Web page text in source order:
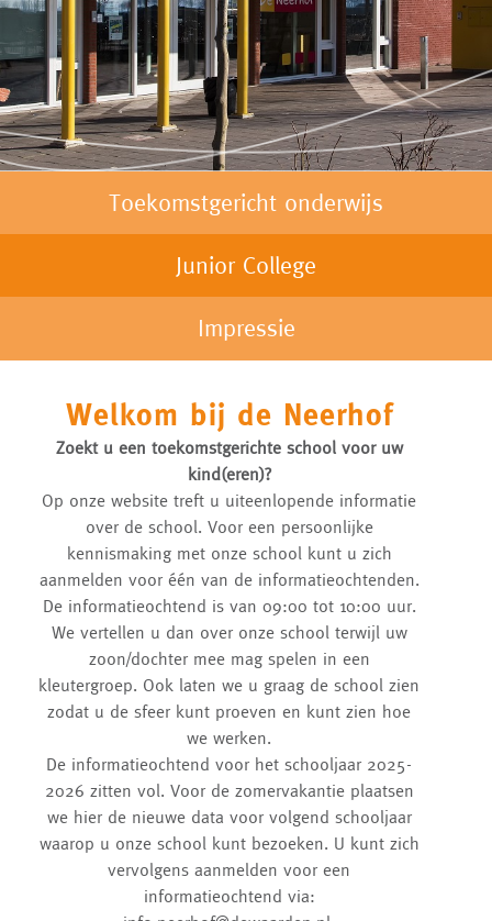
Toekomstgericht onderwijs
Junior College
Impressie
Welkom bij de Neerhof
Zoekt u een toekomstgerichte school voor uw
kind(eren)?
Op onze website treft u uiteenlopende informatie
over de school. Voor een persoonlijke
kennismaking met onze school kunt u zich
aanmelden voor één van de informatieochtenden.
De informatieochtend is van 09:00 tot 10:00 uur.
We vertellen u dan over onze school terwijl uw
zoon/dochter mee mag spelen in een
kleutergroep. Ook laten we u graag de school zien
zodat u de sfeer kunt proeven en kunt zien hoe
we werken.
De informatieochtend voor het schooljaar 2025-
2026 zitten vol. Voor de zomervakantie plaatsen
we hier de nieuwe data voor volgend schooljaar
waarop u onze school kunt bezoeken. U kunt zich
vervolgens aanmelden voor een
informatieochtend via: